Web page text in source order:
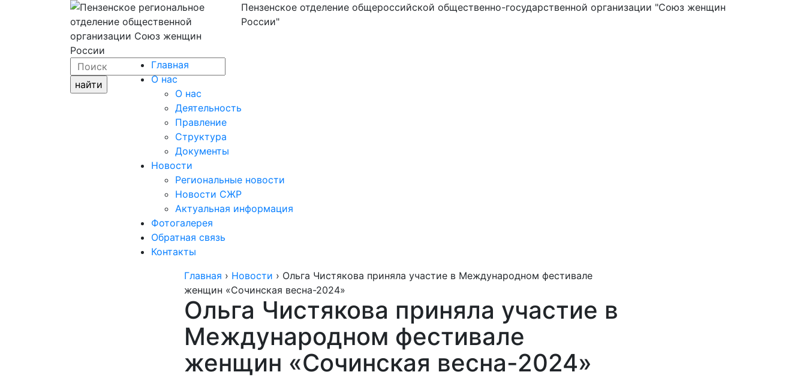
Пензенское отделение общероссийской общественно-государственной организации "Союз женщин
России"
Главная
О нас
О нас
Деятельность
Правление
Структура
Документы
Новости
Региональные новости
Новости СЖР
Актуальная информация
Фотогалерея
Обратная связь
Контакты
Главная › Новости › Ольга Чистякова приняла участие в Международном фестивале
женщин «Сочинская весна-2024»
Ольга Чистякова приняла участие в
Международном фестивале
женщин «Сочинская весна-2024»